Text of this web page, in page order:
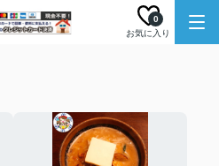
お気に入り
0